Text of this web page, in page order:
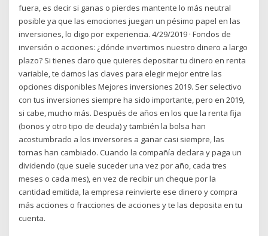
fuera, es decir si ganas o pierdes mantente lo más neutral
posible ya que las emociones juegan un pésimo papel en las
inversiones, lo digo por experiencia. 4/29/2019 · Fondos de
inversión o acciones: ¿dónde invertimos nuestro dinero a largo
plazo? Si tienes claro que quieres depositar tu dinero en renta
variable, te damos las claves para elegir mejor entre las
opciones disponibles Mejores inversiones 2019. Ser selectivo
con tus inversiones siempre ha sido importante, pero en 2019,
si cabe, mucho más. Después de años en los que la renta fija
(bonos y otro tipo de deuda) y también la bolsa han
acostumbrado a los inversores a ganar casi siempre, las
tornas han cambiado. Cuando la compañía declara y paga un
dividendo (que suele suceder una vez por año, cada tres
meses o cada mes), en vez de recibir un cheque por la
cantidad emitida, la empresa reinvierte ese dinero y compra
más acciones o fracciones de acciones y te las deposita en tu
cuenta.